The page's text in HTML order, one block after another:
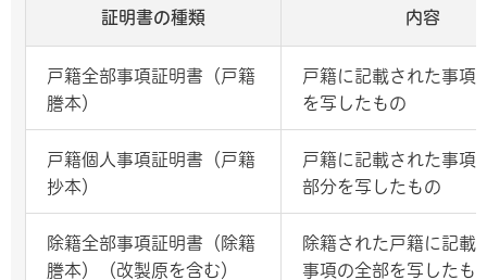
証明書の種類 内容
戸籍全部事項証明書（戸籍
謄本）
戸籍に記載された事項
を写したもの
戸籍個人事項証明書（戸籍
抄本）
戸籍に記載された事項
部分を写したもの
除籍全部事項証明書（除籍
謄本）（改製原を含む）
除籍された戸籍に記載
事項の全部を写したも